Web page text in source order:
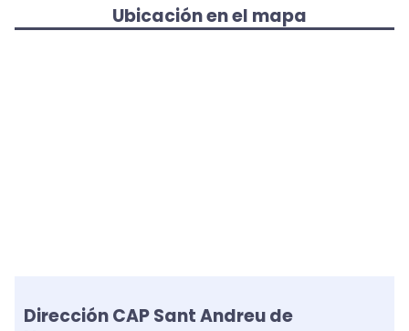
Ubicación en el mapa
Dirección CAP Sant Andreu de